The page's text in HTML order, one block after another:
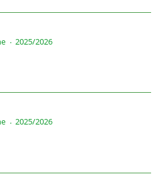
· 2025/2026
· 2025/2026